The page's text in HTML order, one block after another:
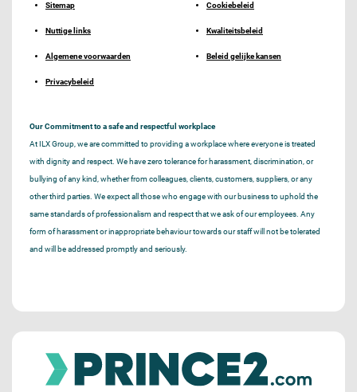
Sitemap
Nuttige links
Algemene voorwaarden
Privacybeleid
Cookiebeleid
Kwaliteitsbeleid
Beleid gelijke kansen
Our Commitment to a safe and respectful workplace
At ILX Group, we are committed to providing a workplace where everyone is treated
with dignity and respect. We have zero tolerance for harassment, discrimination, or
bullying of any kind, whether from colleagues, clients, customers, suppliers, or any
other third parties. We expect all those who engage with our business to uphold the
same standards of professionalism and respect that we ask of our employees. Any
form of harassment or inappropriate behaviour towards our staff will not be tolerated
and will be addressed promptly and seriously.